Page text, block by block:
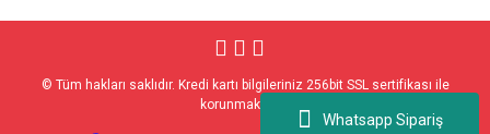
Whatsapp Sipariş
© Tüm hakları saklıdır. Kredi kartı bilgileriniz 256bit SSL sertifikası ile
korunmaktadır.